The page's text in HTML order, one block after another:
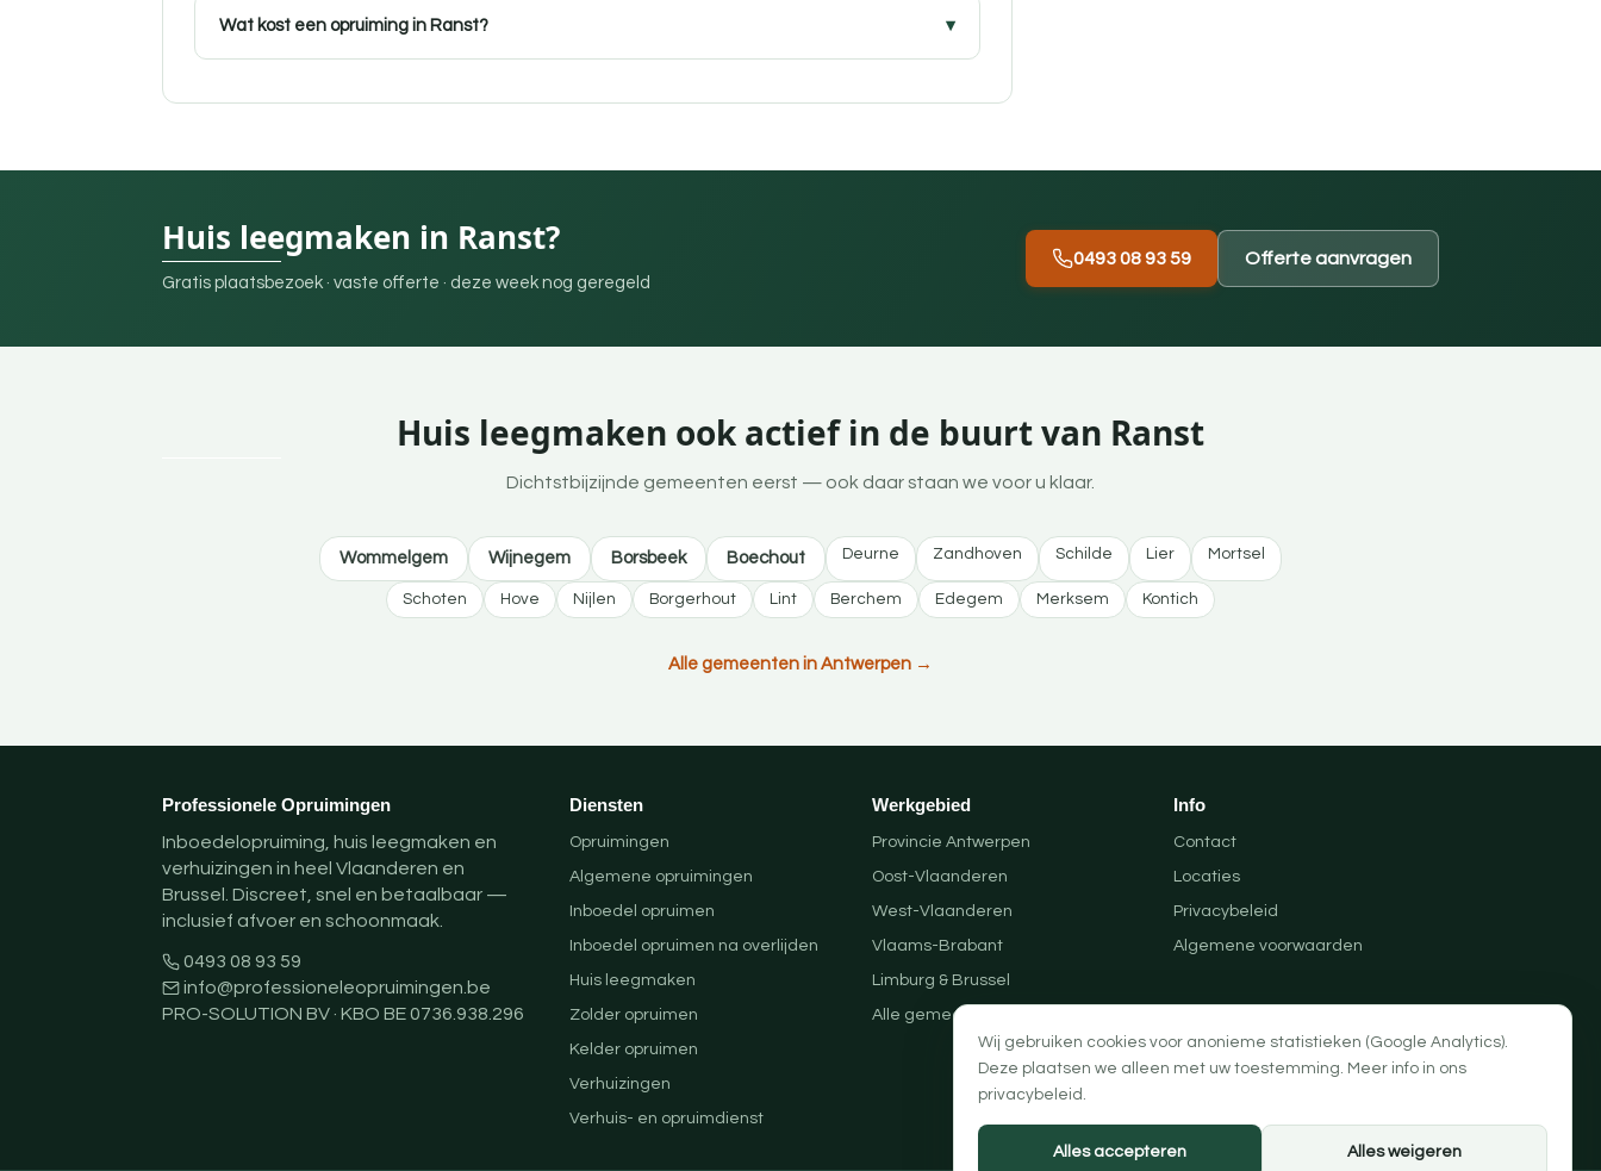
Wat kost een opruiming in Ranst?
Huis leegmaken in Ranst?
Gratis plaatsbezoek · vaste offerte · deze week nog geregeld
0493 08 93 59 Offerte aanvragen
Huis leegmaken ook actief in de buurt van Ranst
Dichtstbijzijnde gemeenten eerst — ook daar staan we voor u klaar.
Wommelgem Wijnegem Borsbeek Boechout Deurne Zandhoven Schilde Lier Mortsel
Schoten Hove Nijlen Borgerhout Lint Berchem Edegem Merksem Kontich
Alle gemeenten in Antwerpen →
Professionele Opruimingen
Inboedelopruiming, huis leegmaken en
verhuizingen in heel Vlaanderen en
Brussel. Discreet, snel en betaalbaar —
inclusief afvoer en schoonmaak.
0493 08 93 59
info@professioneleopruimingen.be
PRO-SOLUTION BV · KBO BE 0736.938.296
Diensten
Opruimingen
Algemene opruimingen
Inboedel opruimen
Inboedel opruimen na overlijden
Huis leegmaken
Zolder opruimen
Kelder opruimen
Verhuizingen
Verhuis- en opruimdienst
Werkgebied
Provincie Antwerpen
Oost-Vlaanderen
West-Vlaanderen
Vlaams-Brabant
Limburg & Brussel
Alle gemeenten
Info
Contact
Locaties
Privacybeleid
Algemene voorwaarden
Wij gebruiken cookies voor anonieme statistieken (Google Analytics).
Deze plaatsen we alleen met uw toestemming. Meer info in ons
privacybeleid .
Alles accepteren Alles weigeren